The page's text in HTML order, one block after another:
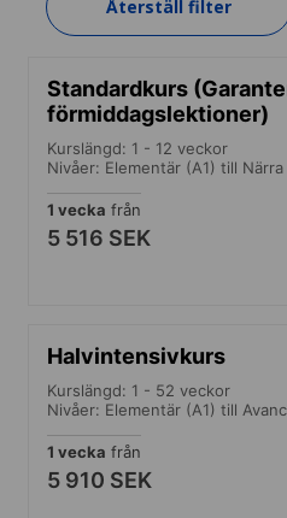
Återställ filter
Standardkurs
förmiddagslektioner)
Kurslängd: 1 - 12 veckor
Nivåer: Elementär (A1) till
1 vecka från
5 516 SEK
Halvintensivkurs
Kurslängd: 1 - 52 veckor
Nivåer: Elementär (A1) till
1 vecka från
5 910 SEK